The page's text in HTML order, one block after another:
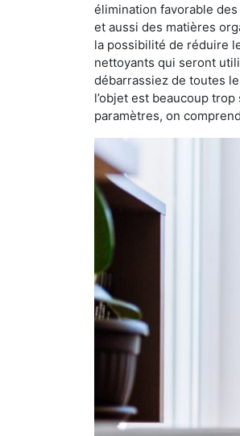
élimination favorable
et aussi des matières
la possibilité de réduire
nettoyants qui seront
débarrassiez de toutes
l’objet est beaucoup
paramètres, on